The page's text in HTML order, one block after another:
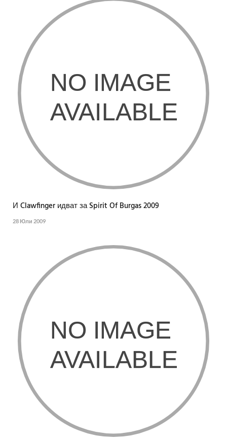
И Clawfinger идват за Spirit Of Burgas 2009
28 Юли 2009